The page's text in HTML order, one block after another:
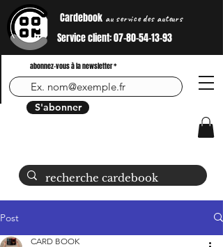
Cardebook au service des auteurs
Service client:07-80-54-13-93
abonnez-vous à la newsletter
S'abonner
Post
CARD BOOK